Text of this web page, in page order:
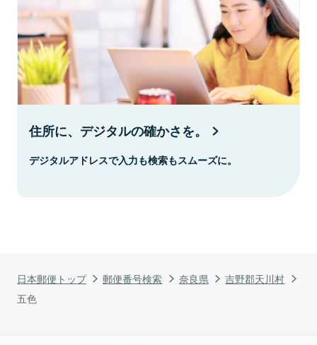
日本郵便トップ 郵便番号検索 奈良県
吉野郡天川村
五色
住所に、デジタルの確かさを。
デジタルアドレスで入力も検索もスムーズに。